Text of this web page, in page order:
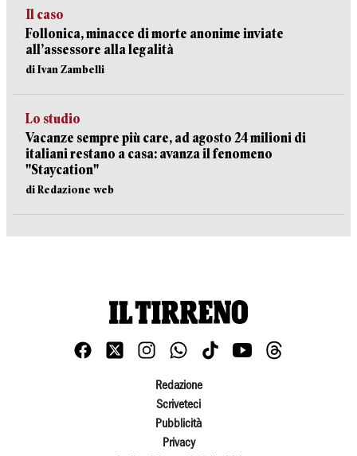
Il caso
Follonica, minacce di morte anonime inviate
all’assessore alla legalità
di Ivan Zambelli
Lo studio
Vacanze sempre più care, ad agosto 24 milioni di
italiani restano a casa: avanza il fenomeno
"Staycation"
di Redazione web
Redazione
Scriveteci
Pubblicità
Privacy